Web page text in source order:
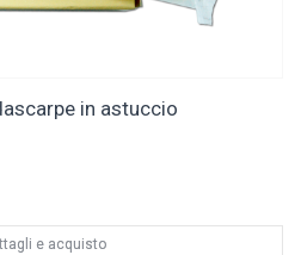
in astuccio
e acquisto